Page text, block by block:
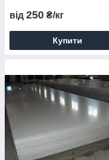
від 250 ₴/кг
Купити